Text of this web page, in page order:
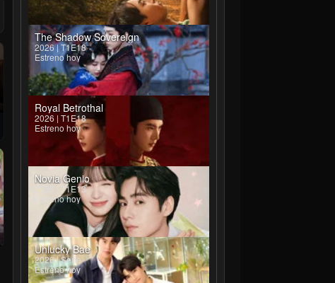
The Shadow Sovereign
2026 | T1E18
Estreno hoy
Royal Betrothal
2026 | T1E18
Estreno hoy
Novia Genio
2026 | T1E13
Estreno hoy
Unlucky Bae
2026 | Serie
Estreno hoy